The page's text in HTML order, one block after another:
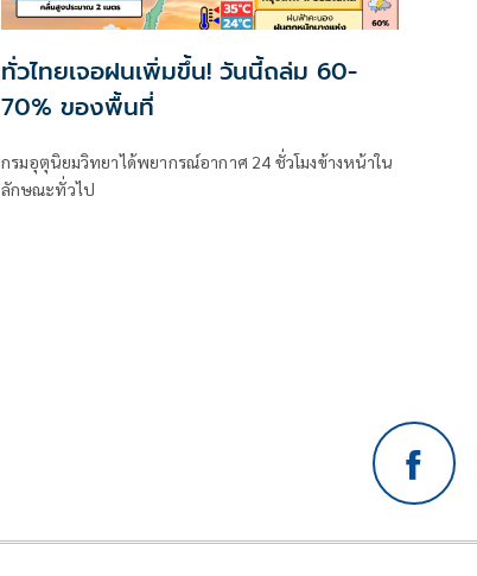
ทั่วไทยเจอฝนเพิ่มขึ้น! วันนี้ถล่ม 60-
70% ของพื้นที่
กรมอุตุนิยมวิทยาได้พยากรณ์อากาศ 24 ชั่วโมงข้างหน้าใน
ลักษณะทั่วไป